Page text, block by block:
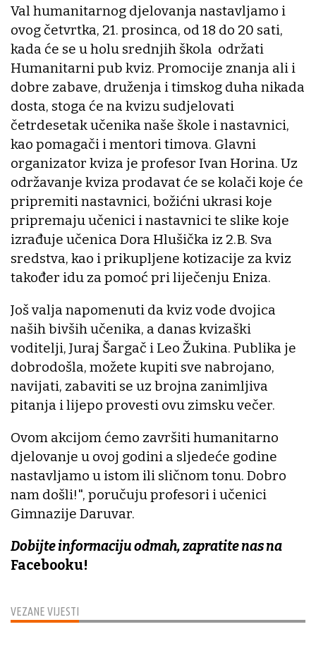
VEZANE VIJESTI
Val humanitarnog djelovanja nastavljamo i
ovog četvrtka, 21. prosinca, od 18 do 20 sati,
kada će se u holu srednjih škola održati
Humanitarni pub kviz. Promocije znanja ali i
dobre zabave, druženja i timskog duha nikada
dosta, stoga će na kvizu sudjelovati
četrdesetak učenika naše škole i nastavnici,
kao pomagači i mentori timova. Glavni
organizator kviza je profesor Ivan Horina. Uz
održavanje kviza prodavat će se kolači koje će
pripremiti nastavnici, božićni ukrasi koje
pripremaju učenici i nastavnici te slike koje
izrađuje učenica Dora Hlušička iz 2.B. Sva
sredstva, kao i prikupljene kotizacije za kviz
također idu za pomoć pri liječenju Eniza.
Još valja napomenuti da kviz vode dvojica
naših bivših učenika, a danas kvizaški
voditelji, Juraj Šargač i Leo Žukina. Publika je
dobrodošla, možete kupiti sve nabrojano,
navijati, zabaviti se uz brojna zanimljiva
pitanja i lijepo provesti ovu zimsku večer.
Ovom akcijom ćemo završiti humanitarno
djelovanje u ovoj godini a sljedeće godine
nastavljamo u istom ili sličnom tonu. Dobro
nam došli!", poručuju profesori i učenici
Gimnazije Daruvar.
Dobijte informaciju odmah, zapratite nas na
Facebooku!